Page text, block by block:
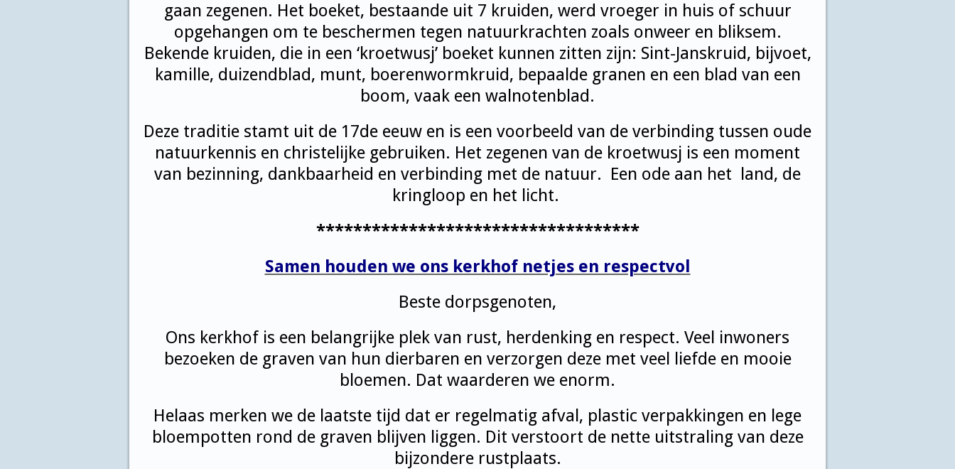
gaan zegenen. Het boeket, bestaande uit 7 kruiden, werd vroeger in huis of schuur
opgehangen om te beschermen tegen natuurkrachten zoals onweer en bliksem.
Bekende kruiden, die in een ‘kroetwusj’ boeket kunnen zitten zijn: Sint-Janskruid, bijvoet,
kamille, duizendblad, munt, boerenwormkruid, bepaalde granen en een blad van een
boom, vaak een walnotenblad.
Deze traditie stamt uit de 17de eeuw en is een voorbeeld van de verbinding tussen oude
natuurkennis en christelijke gebruiken. Het zegenen van de kroetwusj is een moment
van bezinning, dankbaarheid en verbinding met de natuur. Een ode aan het land, de
kringloop en het licht.
***********************************
Samen houden we ons kerkhof netjes en respectvol
Beste dorpsgenoten,
Ons kerkhof is een belangrijke plek van rust, herdenking en respect. Veel inwoners
bezoeken de graven van hun dierbaren en verzorgen deze met veel liefde en mooie
bloemen. Dat waarderen we enorm.
Helaas merken we de laatste tijd dat er regelmatig afval, plastic verpakkingen en lege
bloempotten rond de graven blijven liggen. Dit verstoort de nette uitstraling van deze
bijzondere rustplaats.